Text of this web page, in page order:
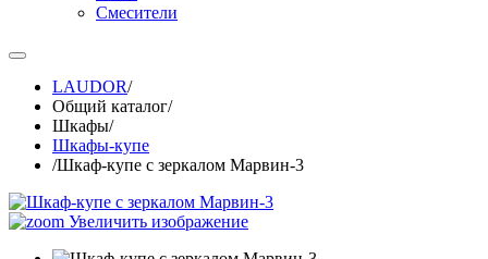
Смесители
LAUDOR/
Общий каталог/
Шкафы/
Шкафы-купе
/Шкаф-купе с зеркалом Марвин-3
Увеличить изображение